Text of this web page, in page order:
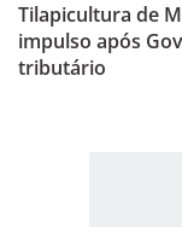
Tilapicultura de
impulso após
tributário